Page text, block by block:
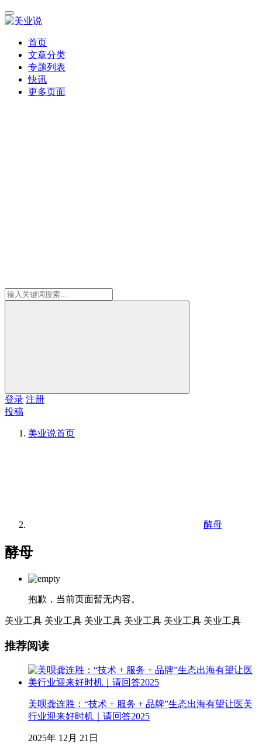
首页
文章分类
专题列表
快讯
更多页面
登录 注册
投稿
美业说首页
酵母
酵母
抱歉，当前页面暂无内容。
美业工具 美业工具 美业工具 美业工具 美业工具 美业工具
推荐阅读
美呗龚连胜：“技术 + 服务 + 品牌”生态出海有望让医美
行业迎来好时机｜请回答2025
2025年 12月 21日